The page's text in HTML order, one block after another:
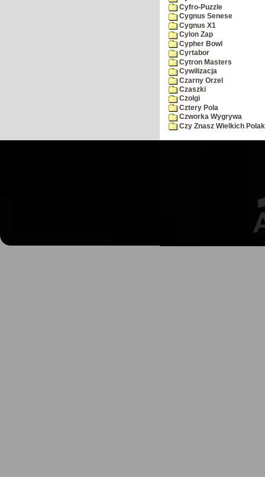
Cyfro-Puzzle
Cygnus Senese
Cygnus X1
Cylon Zap
Cypher Bowl
Cyrtabor
Cytron Masters
Cywilizacja
Czarny Orzel
Czaszki
Czolgi
Cztery Pola
Czworka Wygrywa
Czy Znasz Wielkich